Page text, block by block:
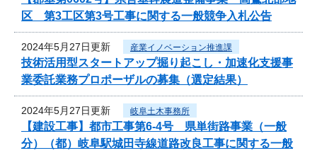
区 第3工区第3号工事に関する一般競争入札公告
2024年5月27日更新 産業イノベーション推進課
技術活用型スタートアップ掘り起こし・加速化支援事
業委託業務プロポーザルの募集（選定結果）
2024年5月27日更新 岐阜土木事務所
【建設工事】都市工事第6-4号 県単街路事業（一般
分）（都）岐阜駅城田寺線道路改良工事に関する一般